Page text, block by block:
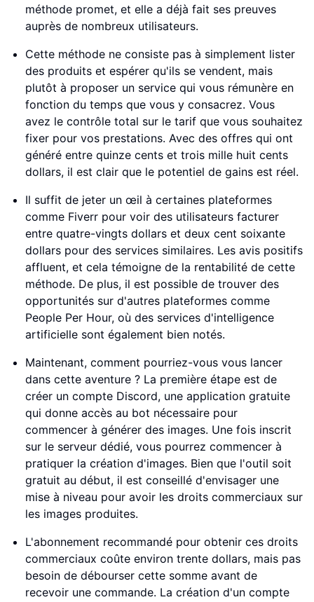
méthode promet, et elle a déjà fait ses preuves
auprès de nombreux utilisateurs.
Cette méthode ne consiste pas à simplement lister
des produits et espérer qu'ils se vendent, mais
plutôt à proposer un service qui vous rémunère en
fonction du temps que vous y consacrez. Vous
avez le contrôle total sur le tarif que vous souhaitez
fixer pour vos prestations. Avec des offres qui ont
généré entre quinze cents et trois mille huit cents
dollars, il est clair que le potentiel de gains est réel.
Il suffit de jeter un œil à certaines plateformes
comme Fiverr pour voir des utilisateurs facturer
entre quatre-vingts dollars et deux cent soixante
dollars pour des services similaires. Les avis positifs
affluent, et cela témoigne de la rentabilité de cette
méthode. De plus, il est possible de trouver des
opportunités sur d'autres plateformes comme
People Per Hour, où des services d'intelligence
artificielle sont également bien notés.
Maintenant, comment pourriez-vous vous lancer
dans cette aventure ? La première étape est de
créer un compte Discord, une application gratuite
qui donne accès au bot nécessaire pour
commencer à générer des images. Une fois inscrit
sur le serveur dédié, vous pourrez commencer à
pratiquer la création d'images. Bien que l'outil soit
gratuit au début, il est conseillé d'envisager une
mise à niveau pour avoir les droits commerciaux sur
les images produites.
L'abonnement recommandé pour obtenir ces droits
commerciaux coûte environ trente dollars, mais pas
besoin de débourser cette somme avant de
recevoir une commande. La création d'un compte